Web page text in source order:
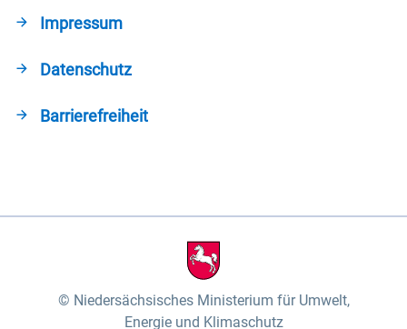
Impressum
Datenschutz
Barrierefreiheit
Niedersächsisches Ministerium für Umwelt,
Energie und Klimaschutz